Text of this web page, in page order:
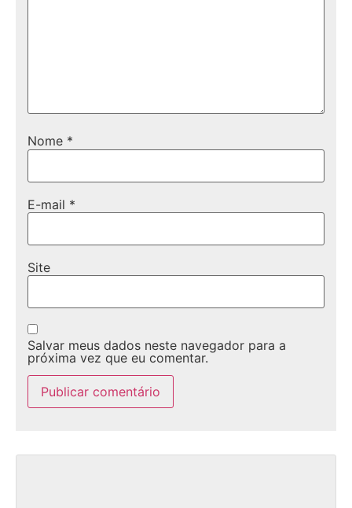
Nome *
E-mail *
Site
Salvar meus dados neste navegador para a
próxima vez que eu comentar.